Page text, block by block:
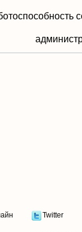
Twitter